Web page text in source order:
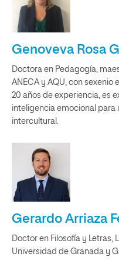
Genoveva Rosa
Doctora en Pedagogía,
ANECA y AQU, con sexenio
20 años de experiencia, es
inteligencia emocional para
intercultural.
Gerardo Arriaza
Doctor en Filosofía y Letras,
Universidad de Granada y